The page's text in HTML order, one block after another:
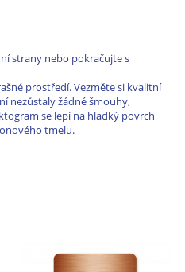
strany nebo pokračujte s
prostředí. Vezměte si kvalitní
nezůstaly žádné šmouhy,
se lepí na hladký povrch
tmelu.